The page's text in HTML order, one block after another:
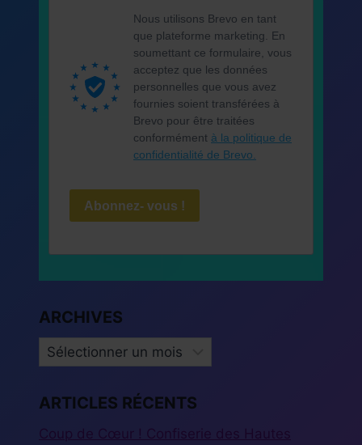
Nous utilisons Brevo en tant
que plateforme marketing. En
soumettant ce formulaire, vous
acceptez que les données
personnelles que vous avez
fournies soient transférées à
Brevo pour être traitées
conformément à la politique de
confidentialité de Brevo.
Abonnez- vous !
ARCHIVES
ARCHIVES
ARTICLES RÉCENTS